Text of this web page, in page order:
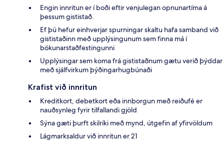
Engin innritun er í boði eftir venjulegan opnunartíma á
þessum gististað.
Ef þú hefur einhverjar spurningar skaltu hafa samband við
gististaðinn með upplýsingunum sem finna má í
bókunarstaðfestingunni
Upplýsingar sem koma frá gististaðnum gætu verið þýddar
með sjálfvirkum þýðingarhugbúnaði
Krafist við innritun
Kreditkort, debetkort eða innborgun með reiðufé er
nauðsynleg fyrir tilfallandi gjöld
Sýna gæti þurft skilríki með mynd, útgefin af yfirvöldum
Lágmarksaldur við innritun er 21